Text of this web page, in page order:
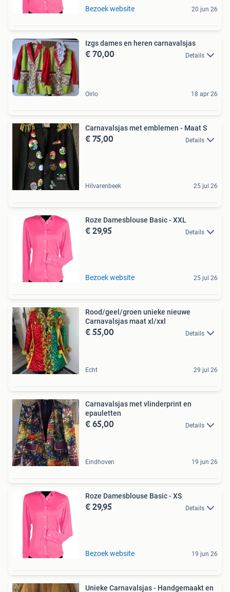
Bezoek website 20 jun 26
Izgs dames en heren carnavalsjas
€ 70,00 Details
Oirlo 18 apr 26
Carnavalsjas met emblemen - Maat S
€ 75,00 Details
Hilvarenbeek 25 jul 26
Roze Damesblouse Basic - XXL
€ 29,95 Details
Bezoek website 25 jul 26
Rood/geel/groen unieke nieuwe
Carnavalsjas maat xl/xxl
€ 55,00 Details
Echt 29 jul 26
Carnavalsjas met vlinderprint en
epauletten
€ 65,00 Details
Eindhoven 19 jun 26
Roze Damesblouse Basic - XS
€ 29,95 Details
Bezoek website 19 jun 26
Unieke Carnavalsjas - Handgemaakt en